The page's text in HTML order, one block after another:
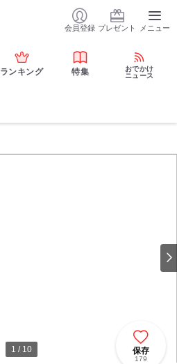
会員登録 プレゼント メニュー
ランキング 特集
おでかけ
ニュース
1 / 10 保存
179